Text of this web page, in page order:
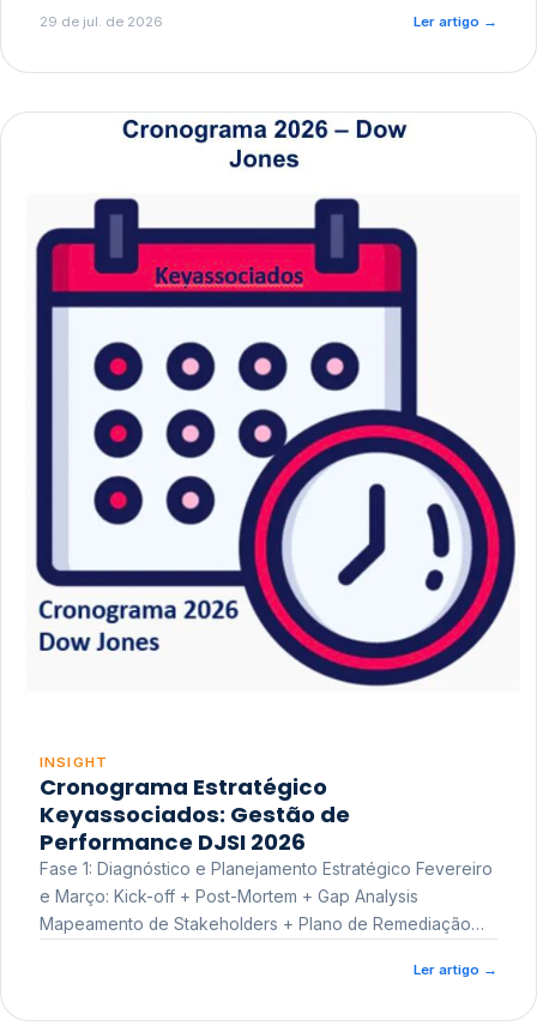
29 de jul. de 2026 Ler artigo →
INSIGHT
Cronograma Estratégico
Keyassociados: Gestão de
Performance DJSI 2026
Fase 1: Diagnóstico e Planejamento Estratégico Fevereiro
e Março: Kick-off + Post-Mortem + Gap Analysis
Mapeamento de Stakeholders + Plano de Remediação
Ler artigo →